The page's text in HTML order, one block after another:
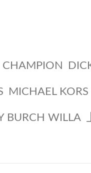
CHAMPION
MICHAEL KORS
BURCH WILLA